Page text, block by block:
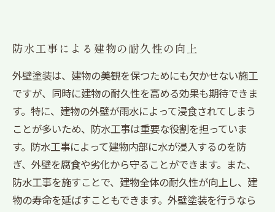
防水工事による建物の耐久性の向上
外壁塗装は、建物の美観を保つためにも欠かせない施工
ですが、同時に建物の耐久性を高める効果も期待できま
す。特に、建物の外壁が雨水によって浸食されてしまう
ことが多いため、防水工事は重要な役割を担っていま
す。防水工事によって建物内部に水が浸入するのを防
ぎ、外壁を腐食や劣化から守ることができます。また、
防水工事を施すことで、建物全体の耐久性が向上し、建
物の寿命を延ばすこともできます。外壁塗装を行うなら